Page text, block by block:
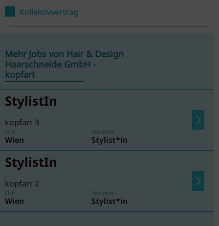
Kollektivvertrag
Mehr Jobs von Hair & Design
Haarschneide GmbH -
kopfart
StylistIn
kopfart 3
Ort:
Wien
Position:
Stylist*in
StylistIn
kopfart 2
Ort:
Wien
Position:
Stylist*in